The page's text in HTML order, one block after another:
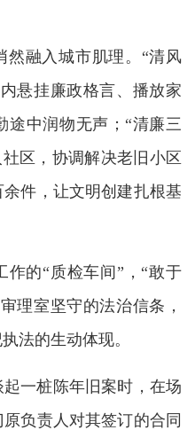
然融入城市肌理。“清风
悬挂廉政格言、播放家
途中润物无声；“清廉三
区，协调解决老旧小区
件，让文明创建扎根基
作的“质检车间”，“敢于
理室坚守的法治信条，
法的生动体现。
一桩陈年旧案时，在场
负责人对其签订的合同